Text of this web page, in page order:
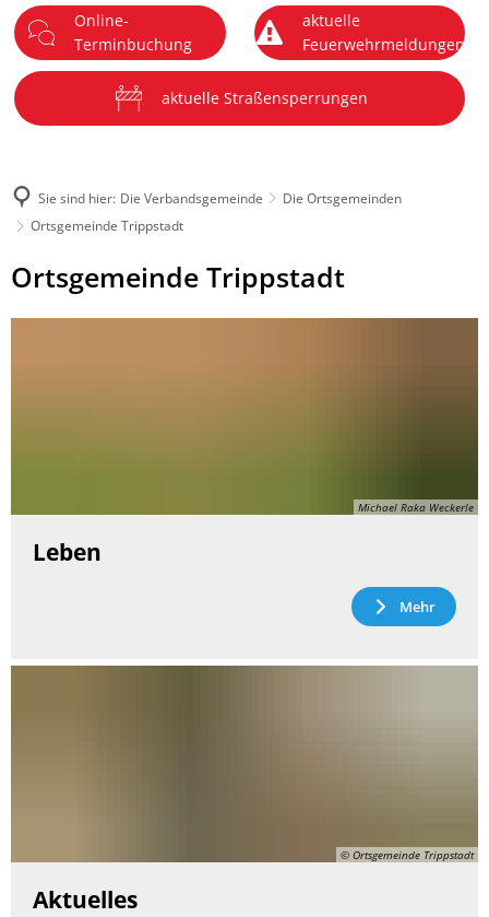
Menü
Online-
Terminbuchung
aktuelle
Feuerwehrmeldungen
aktuelle Straßensperrungen
Sie sind hier: Die Verbandsgemeinde
Die Ortsgemeinden
Ortsgemeinde Trippstadt
Ortsgemeinde
Trippstadt
Ortsgemeinde Trippstadt
Michael Raka Weckerle
Leben
Mehr
© Ortsgemeinde Trippstadt
Aktuelles